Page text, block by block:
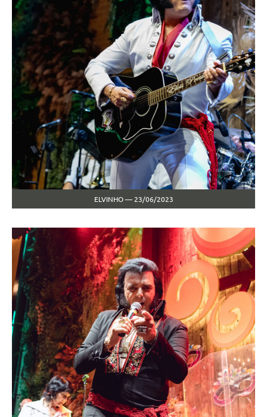
ELVINHO — 23/06/2023